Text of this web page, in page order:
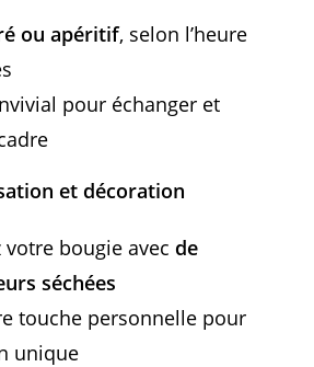
ou apéritif, selon l’heure
pour échanger et
et décoration
votre bougie avec de
séchées
touche personnelle pour
unique